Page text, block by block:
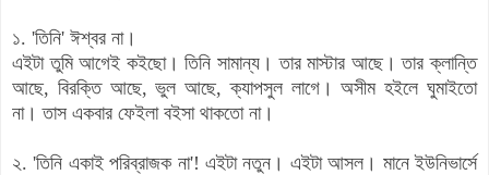
১. 'তিনি' ঈশ্বর না।
এইটা তুমি আগেই কইছো। তিনি সামান্য। তার মাস্টার আছে। তার ক্লান্তি
আছে, বিরক্তি আছে, ভুল আছে, ক্যাপসুল লাগে। অসীম হইলে ঘুমাইতো
না। তাস একবার ফেইলা বইসা থাকতো না।
২. 'তিনি একাই পরিব্রাজক না'! এইটা নতুন। এইটা আসল। মানে ইউনিভার্সে